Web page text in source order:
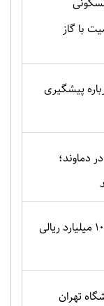
با گاز
پیشگیری
دماوند؛
دستگیری زن کلاهبردار ۱۰۰ میلیارد ریالی
تهران